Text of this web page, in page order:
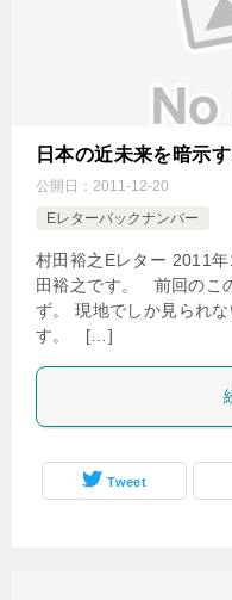
日本の近未来を暗示
公開日： 2011-12-20
Eレターバックナンバー
村田裕之Eレター 2011
田裕之です。 前回のこ
ず。 現地でしか見られ
す。 […]
Tweet